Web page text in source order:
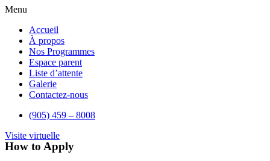
Menu
Accueil
À propos
Nos Programmes
Espace parent
Liste d’attente
Galerie
Contactez-nous
(905) 459 – 8008
Visite virtuelle
How to Apply